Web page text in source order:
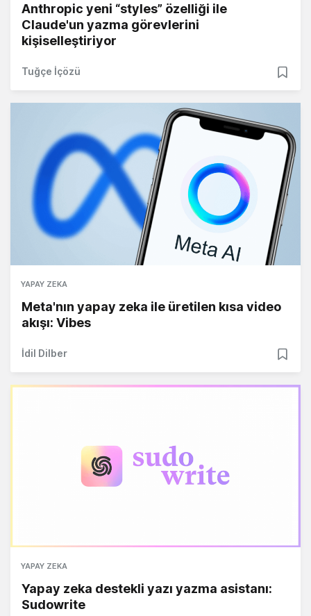
Anthropic yeni “styles” özelliği ile
Claude'un yazma görevlerini
kişiselleştiriyor
Tuğçe İçözü
YAPAY ZEKA
Meta'nın yapay zeka ile üretilen kısa video
akışı: Vibes
İdil Dilber
YAPAY ZEKA
Yapay zeka destekli yazı yazma asistanı:
Sudowrite